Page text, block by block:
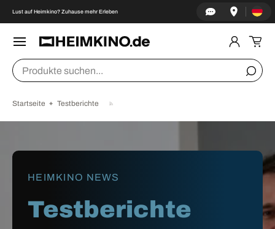
↵Zum Inhalt springen
↵Zum Menü springen
↵Fußzeile springen
↵Barrierefreiheits-Widget öffnen
DIREKT ZUM INHALT
Lust auf Heimkino? Zuhause mehr Erleben Land/
Suchen
Startseite Testberichte
HEIMKINO NEWS
Testberichte